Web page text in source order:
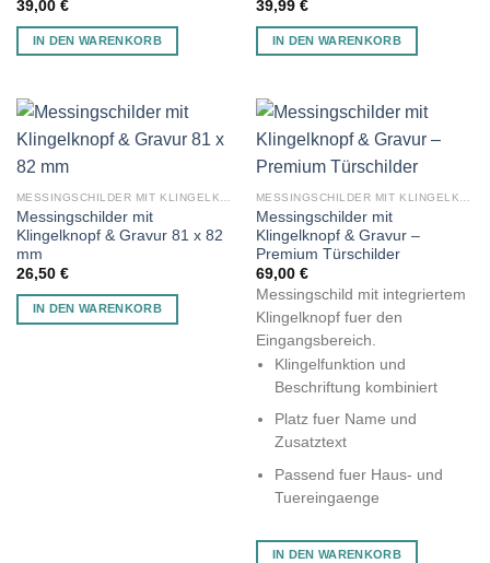
39,00 €
IN DEN WARENKORB
39,99 €
IN DEN WARENKORB
MESSINGSCHILDER MIT KLINGELKNOPF
Messingschilder mit
Klingelknopf & Gravur 81 х 82
mm
26,50 €
IN DEN WARENKORB
MESSINGSCHILDER MIT KLINGELKNOPF
Messingschilder mit
Klingelknopf & Gravur –
Premium Türschilder
69,00 €
Messingschild mit integriertem
Klingelknopf fuer den
Eingangsbereich.
Klingelfunktion und
Beschriftung kombiniert
Platz fuer Name und
Zusatztext
Passend fuer Haus- und
Tuereingaenge
IN DEN WARENKORB